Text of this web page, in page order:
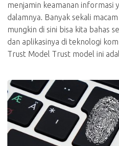
menjamin keamanan informasi
dalamnya. Banyak sekali
mungkin di sini bisa kita bahas
dan aplikasinya di teknologi
Trust Model Trust model ini